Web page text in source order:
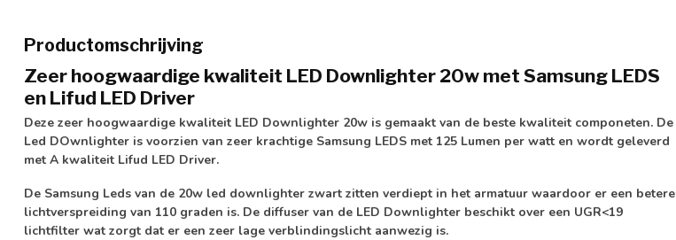
Productomschrijving
Zeer hoogwaardige kwaliteit LED Downlighter 20w met Samsung LEDS
en Lifud LED Driver
Deze zeer hoogwaardige kwaliteit LED Downlighter 20w is gemaakt van de beste kwaliteit componeten. De
Led DOwnlighter is voorzien van zeer krachtige Samsung LEDS met 125 Lumen per watt en wordt geleverd
met A kwaliteit Lifud LED Driver.
De Samsung Leds van de 20w led downlighter zwart zitten verdiept in het armatuur waardoor er een betere
lichtverspreiding van 110 graden is. De diffuser van de LED Downlighter beschikt over een UGR<19
lichtfilter wat zorgt dat er een zeer lage verblindingslicht aanwezig is.